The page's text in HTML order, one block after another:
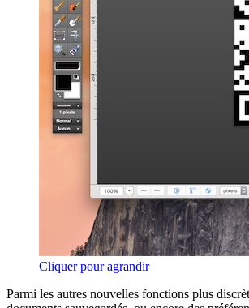
Cliquer pour agrandir
Parmi les autres nouvelles fonctions plus